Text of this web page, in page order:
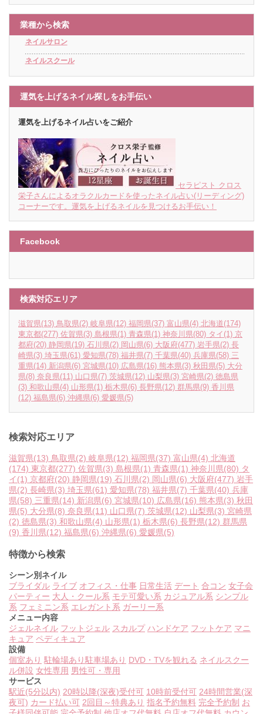
業種から検索
ネイルサロン
ネイルスクール
運気を上げるネイル探しをお手伝い
運気を上げるネイル占いをご紹介
セラピスト クロス
栄子さんによるオラクルカードを使ったネイル占い(リーディング)
コーナーです。運気を上げるネイルを見つけるお手伝い！
Facebook
検索対応エリア
滋賀県(13) 鳥取県(2) 岐阜県(12) 福岡県(37) 富山県(4) 北海道(174)
東京都(277) 佐賀県(3) 島根県(1) 青森県(1) 神奈川県(80) タイ (1) 京
都府(20) 静岡県(19) 石川県(2) 岡山県(6) 大阪府(477) 岩手県(2) 長
崎県(3) 埼玉県(61) 愛知県(78) 福井県(7) 千葉県(40) 兵庫県(58) 三
重県(14) 新潟県(6) 宮城県(10) 広島県(16) 熊本県(3) 秋田県(5) 大分
県(8) 奈良県(11) 山口県(7) 茨城県(12) 山梨県(3) 宮崎県(2) 徳島県
(3) 和歌山県(4) 山形県(1) 栃木県(6) 長野県(12) 群馬県(9) 香川県
(12) 福島県(6) 沖縄県(6) 愛媛県(5)
検索対応エリア
滋賀県(13) 鳥取県(2) 岐阜県(12) 福岡県(37) 富山県(4) 北海道
(174) 東京都(277) 佐賀県(3) 島根県(1) 青森県(1) 神奈川県(80) タ
イ(1) 京都府(20) 静岡県(19) 石川県(2) 岡山県(6) 大阪府(477) 岩手
県(2) 長崎県(3) 埼玉県(61) 愛知県(78) 福井県(7) 千葉県(40) 兵庫
県(58) 三重県(14) 新潟県(6) 宮城県(10) 広島県(16) 熊本県(3) 秋田
県(5) 大分県(8) 奈良県(11) 山口県(7) 茨城県(12) 山梨県(3) 宮崎県
(2) 徳島県(3) 和歌山県(4) 山形県(1) 栃木県(6) 長野県(12) 群馬県
(9) 香川県(12) 福島県(6) 沖縄県(6) 愛媛県(5)
特徴から検索
シーン別ネイル
ブライダル ライブ オフィス・仕事 日常生活 デート 合コン 女子会
パーティー 大人・クール系 モテ可愛い系 カジュアル系 シンプル
系 フェミニン系 エレガント系 ガーリー系
メニュー内容
ジェルネイル フットジェル スカルプ ハンドケア フットケア マニ
キュア ペディキュア
設備
個室あり 駐輪場あり駐車場あり DVD・TVを観れる ネイルスクー
ル併設 女性専用 男性可・専用
サービス
駅近(5分以内) 20時以降(深夜)受付可 10時前受付可 24時間営業(深
夜可) カード払い可 2回目～特典あり 指名予約無料 完全予約制 お